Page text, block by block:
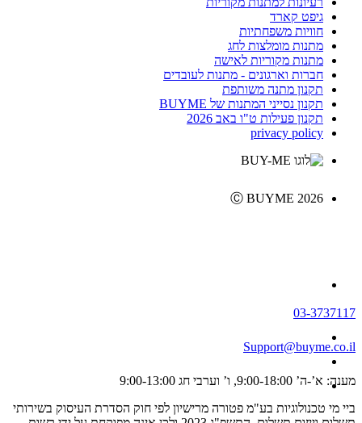
גיפט קארד
חוויות משפחתיות
מתנות מומלצות לחג
מתנות מקוריות לאישה
חברות וארגונים - מתנות לעובדים
תקנון מתנה משותפת
תקנון נסייני המתנות של BUYME
תקנון פעילות ט"ו באב 2026
privacy policy
Ⓒ BUYME 2026
03-3737117
Support@buyme.co.il
מענה: א’-ה’ 9:00-18:00, ו’ וערבי חג 9:00-13:00
ביי מי טכנולוגיות בע"מ פטורה מרישיון לפי חוק הסדרת העיסוק בשירותי